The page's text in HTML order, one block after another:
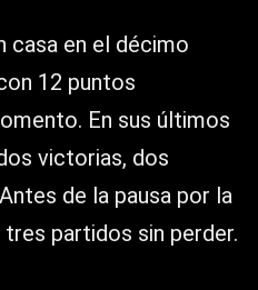
casa en el décimo
12 puntos
En sus últimos
victorias, dos
de la pausa por la
tres partidos sin perder.